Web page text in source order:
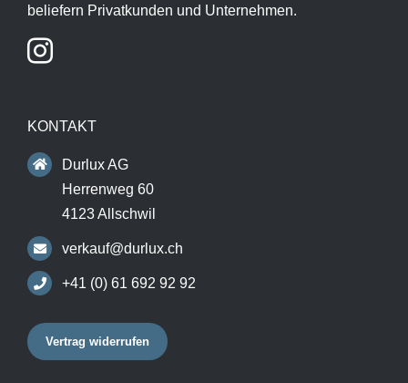
beliefern Privatkunden und Unternehmen.
KONTAKT
Durlux AG
Herrenweg 60
4123 Allschwil
verkauf@durlux.ch
+41 (0) 61 692 92 92
Vertrag widerrufen